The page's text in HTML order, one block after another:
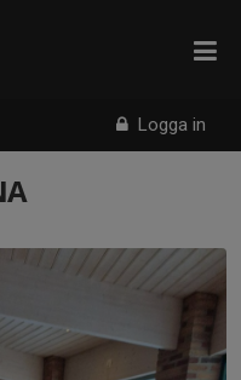
Logga in